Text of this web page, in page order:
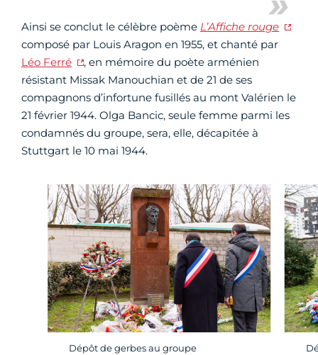
Ainsi se conclut le célèbre poème L’Affiche rouge
composé par Louis Aragon en 1955, et chanté par
Léo Ferré
, en mémoire du poète arménien
résistant Missak Manouchian et de 21 de ses
compagnons d’infortune fusillés au mont Valérien le
21 février 1944. Olga Bancic, seule femme parmi les
condamnés du groupe, sera, elle, décapitée à
Stuttgart le 10 mai 1944.
Dépôt de gerbes au groupe